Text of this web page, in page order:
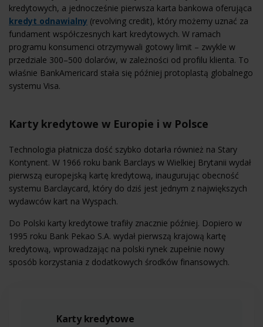
kredytowych, a jednocześnie pierwsza karta bankowa oferująca
kredyt odnawialny (revolving credit), który możemy uznać za
fundament współczesnych kart kredytowych. W ramach
programu konsumenci otrzymywali gotowy limit – zwykle w
przedziale 300–500 dolarów, w zależności od profilu klienta. To
właśnie BankAmericard stała się później protoplastą globalnego
systemu Visa.
Karty kredytowe w Europie i w Polsce
Technologia płatnicza dość szybko dotarła również na Stary
Kontynent. W 1966 roku bank Barclays w Wielkiej Brytanii wydał
pierwszą europejską kartę kredytową, inaugurując obecność
systemu Barclaycard, który do dziś jest jednym z największych
wydawców kart na Wyspach.
Do Polski karty kredytowe trafiły znacznie później. Dopiero w
1995 roku Bank Pekao S.A. wydał pierwszą krajową kartę
kredytową, wprowadzając na polski rynek zupełnie nowy
sposób korzystania z dodatkowych środków finansowych.
Karty kredytowe